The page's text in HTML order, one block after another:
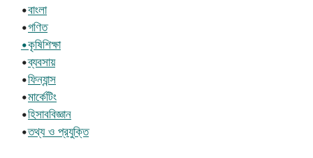
•বাংলা
•গণিত
•কৃষিশিক্ষা
•ব্যবসায়
•ফিন্যান্স
•মার্কেটিং
•হিসাববিজ্ঞান
•তথ্য ও প্রযুক্তি